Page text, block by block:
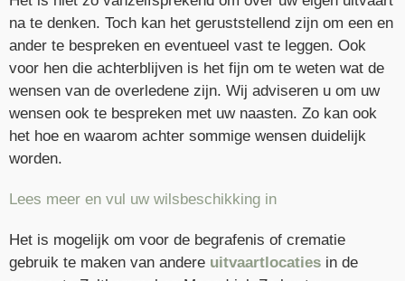
na te denken. Toch kan het geruststellend zijn om een en
ander te bespreken en eventueel vast te leggen. Ook
voor hen die achterblijven is het fijn om te weten wat de
wensen van de overledene zijn. Wij adviseren u om uw
wensen ook te bespreken met uw naasten. Zo kan ook
het hoe en waarom achter sommige wensen duidelijk
worden.
Lees meer en vul uw wilsbeschikking in
Het is mogelijk om voor de begrafenis of crematie
gebruik te maken van andere uitvaartlocaties in de